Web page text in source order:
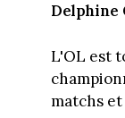
Delphine
L'OL est
matchs